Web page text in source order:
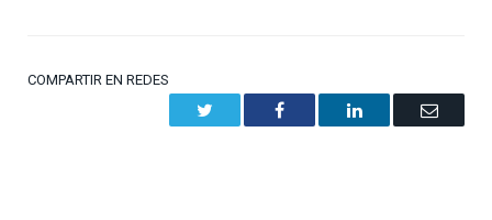
COMPARTIR EN REDES
Facebook LinkedIn Email